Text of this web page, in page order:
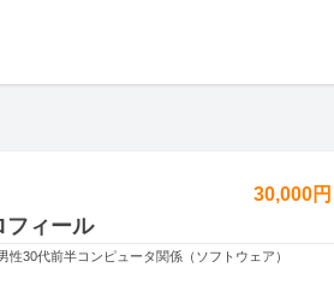
30,000
フィール
性30代前半コンピュータ関係（ソフトウェア）